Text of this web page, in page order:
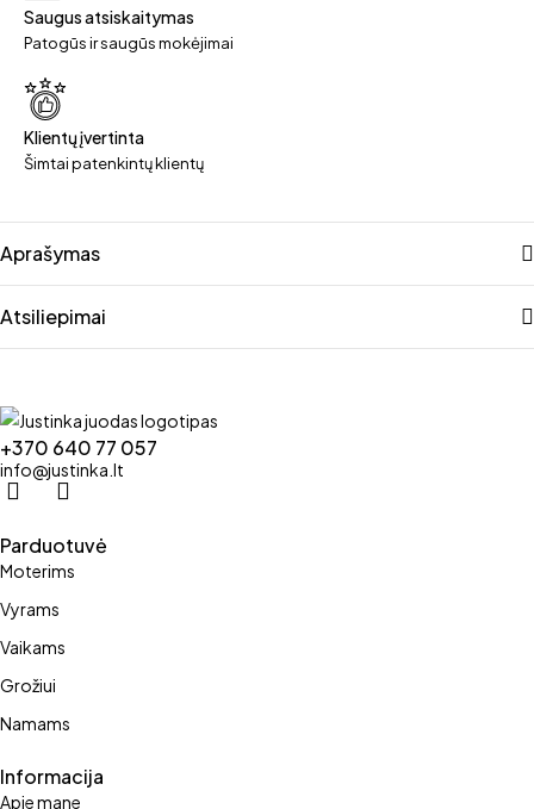
Saugus atsiskaitymas
Patogūs ir saugūs mokėjimai
Klientų įvertinta
Šimtai patenkintų klientų
Aprašymas
Atsiliepimai
+370 640 77 057
info@justinka.lt
Parduotuvė
Moterims
Vyrams
Vaikams
Grožiui
Namams
Informacija
Apie mane